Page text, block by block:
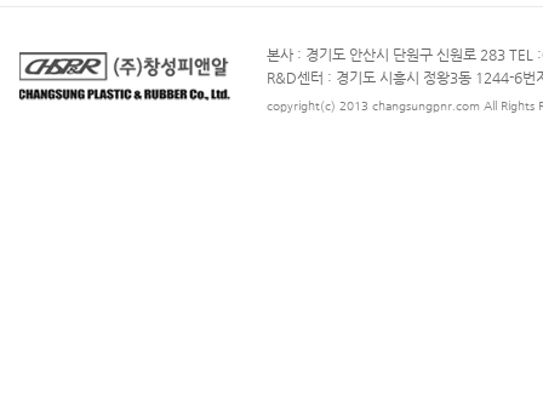
본사 : 경기도 안산시 단원구 신원로 283
R&D센터 : 경기도 시흥시 정왕3동 1244-6
copyright(c) 2013 changsungpnr.com All Rights